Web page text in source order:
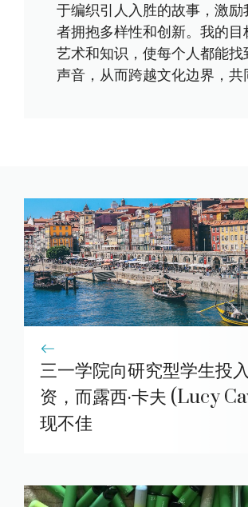
于编织引人入胜的故事，激励
者拥抱多样性和创新。我的目
艺术和知识，使每个人都能找
声音，从而跨越文化边界，共
三一学院向研究型学生投
资，而露西·卡夫 (Lucy
现不佳